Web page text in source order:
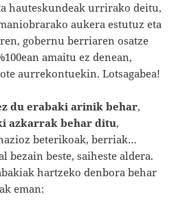
hauteskundeak urrirako deitu,
aukera estutuz eta
gobernu berriaren osatze
amaitu ez denean,
aurrekontuekin. Lotsagabea!
du erabaki arinik behar,
azkarrak behar ditu,
beterikoak, berriak…
bezain beste, saiheste aldera.
hartzeko denbora behar
eman: